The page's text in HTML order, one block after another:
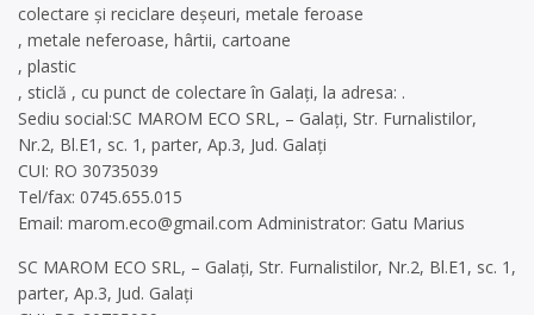
colectare și reciclare deșeuri, metale feroase
, metale neferoase, hârtii, cartoane
, plastic
, sticlă , cu punct de colectare în Galați, la adresa: .
Sediu social:SC MAROM ECO SRL, – Galați, Str. Furnalistilor,
Nr.2, Bl.E1, sc. 1, parter, Ap.3, Jud. Galați
CUI: RO 30735039
Tel/fax: 0745.655.015
Email: marom.eco@gmail.com Administrator: Gatu Marius
SC MAROM ECO SRL, – Galați, Str. Furnalistilor, Nr.2, Bl.E1, sc. 1,
parter, Ap.3, Jud. Galați